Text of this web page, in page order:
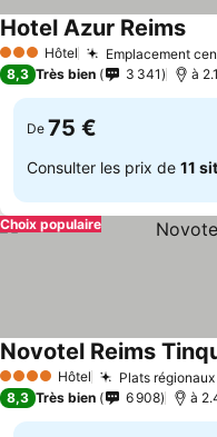
3 ÉtoilesHôtel Emplacement
Hotel Azur Reims
8,3 Très bien 3 341 à
De 75 €
Consulter les prix de 11
Choix populaire
4 Étoiles Hôtel Plats
Novotel Reims
8,3 Très bien 6 908 à